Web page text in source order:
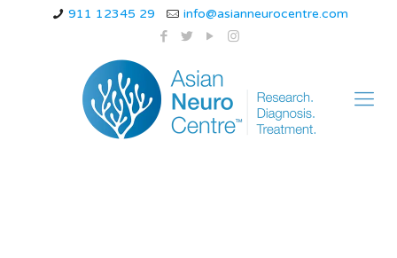
911 12345 29 info@asianneurocentre.com